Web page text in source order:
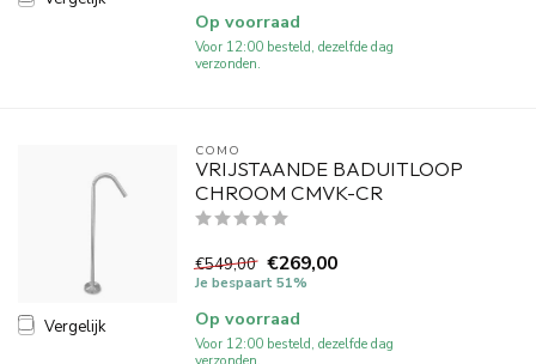
Op voorraad
Voor 12:00 besteld, dezelfde dag
verzonden.
Vergelijk
COMO
VRIJSTAANDE BADUITLOOP
CHROOM CMVK-CR
€549,00 €269,00
Je bespaart 51%
Op voorraad
Voor 12:00 besteld, dezelfde dag
verzonden.